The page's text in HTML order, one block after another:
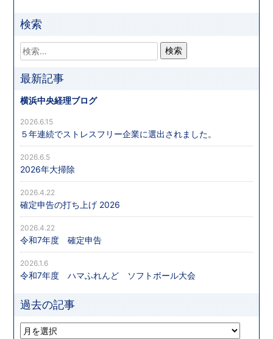
検索
最新記事
横浜中央経理ブログ
５年連続でストレスフリー企業に選出されました。
2026.6.15
2026年大掃除
2026.6.5
確定申告の打ち上げ 2026
2026.4.22
令和7年度 確定申告
2026.4.22
令和7年度 ハマふれんど ソフトボール大会
2026.1.6
過去の記事